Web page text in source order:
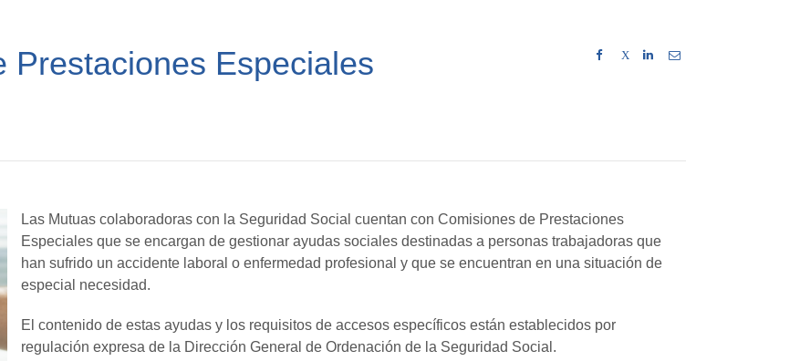
X
Prestaciones Especiales
Las Mutuas colaboradoras con la Seguridad Social cuentan con Comisiones de Prestaciones
Especiales que se encargan de gestionar ayudas sociales destinadas a personas trabajadoras que
han sufrido un accidente laboral o enfermedad profesional y que se encuentran en una situación de
especial necesidad.
El contenido de estas ayudas y los requisitos de accesos específicos están establecidos por
regulación expresa de la Dirección General de Ordenación de la Seguridad Social.